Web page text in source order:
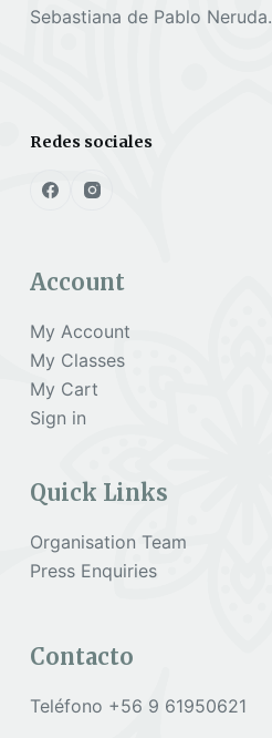
Sebastiana de Pablo Neruda.
Redes sociales
Account
My Account
My Classes
My Cart
Sign in
Quick Links
Organisation Team
Press Enquiries
Contacto
Teléfono +56 9 61950621